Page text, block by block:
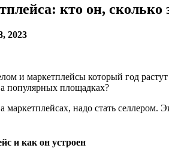
кто он,
2023
и маркетплейсы который год
популярных площадках?
маркетплейсах, надо стать
и как он устроен